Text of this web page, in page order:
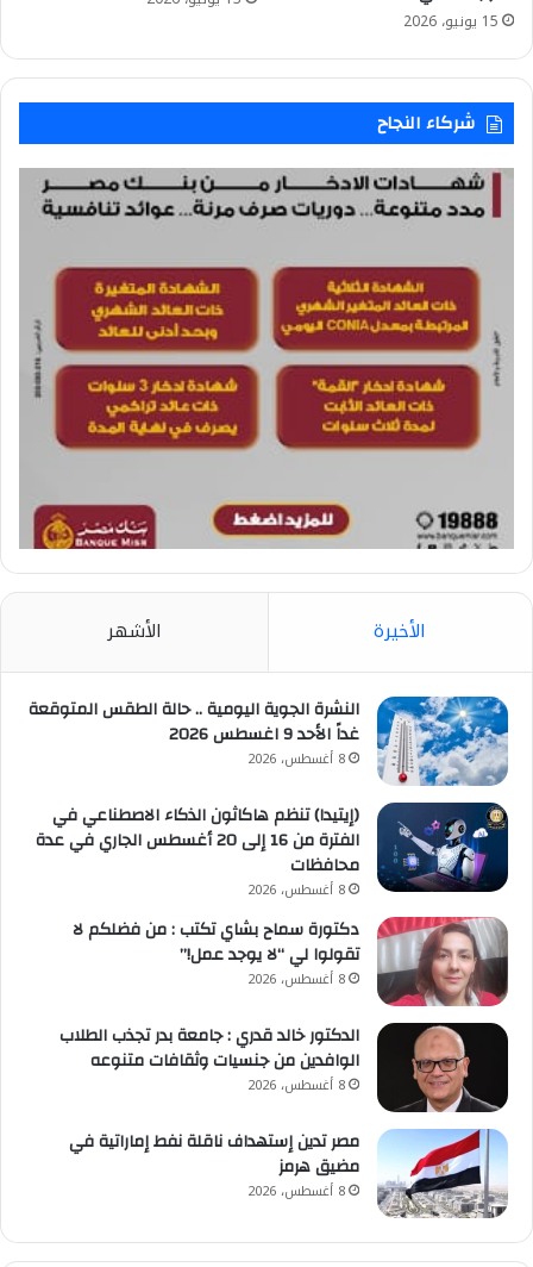
15 يونيو، 2026
شركاء النجاح
الأخيرة الأشهر
النشرة الجوية اليومية .. حالة الطقس المتوقعة
غداً الأحد 9 اغسطس 2026
8 أغسطس، 2026
(إيتيدا) تنظم هاكاثون الذكاء الاصطناعي في
الفترة من 16 إلى 20 أغسطس الجاري في عدة
محافظات
8 أغسطس، 2026
دكتورة سماح بشاي تكتب : من فضلكم لا
تقولوا لي “لا يوجد عمل!”
8 أغسطس، 2026
الدكتور خالد قدري : جامعة بدر تجذب الطلاب
الوافدين من جنسيات وثقافات متنوعه
8 أغسطس، 2026
مصر تدين إستهداف ناقلة نفط إماراتية في
مضيق هرمز
8 أغسطس، 2026